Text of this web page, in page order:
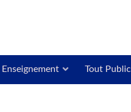
Enseignement Tout Public